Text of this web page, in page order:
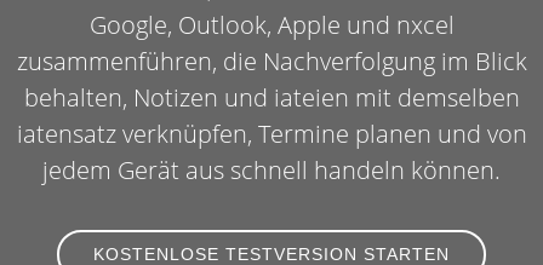
Google, Outlook, Apple und nxcel
zusammenführen, die Nachverfolgung im Blick
behalten, Notizen und iateien mit demselben
iatensatz verknüpfen, Termine planen und von
jedem Gerät aus schnell handeln können.
KOSTENLOSE TESTVERSION STARTEN